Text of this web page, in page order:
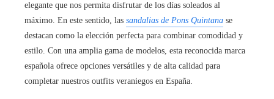
elegante que nos permita disfrutar de los días soleados al
máximo. En este sentido, las sandalias de Pons Quintana se
destacan como la elección perfecta para combinar comodidad y
estilo. Con una amplia gama de modelos, esta reconocida marca
española ofrece opciones versátiles y de alta calidad para
completar nuestros outfits veraniegos en España.